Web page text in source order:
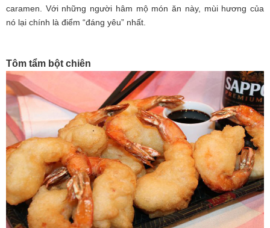
caramen. Với những người hâm mộ món ăn này, mùi hương của
nó lại chính là điểm “đáng yêu” nhất.
Tôm tẩm bột chiên